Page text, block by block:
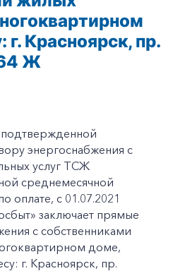
Красноярск, пр.
Ж
энергоснабжения с
услуг ТСЖ
среднемесячной
оплате, с 01.07.2021
заключает прямые
с собственниками
доме,
г. Красноярск, пр.